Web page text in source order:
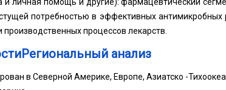
потребностью в эффективных антимикробных
процессов лекарств.
анализ
в Северной Америке, Европе, Азиатско -